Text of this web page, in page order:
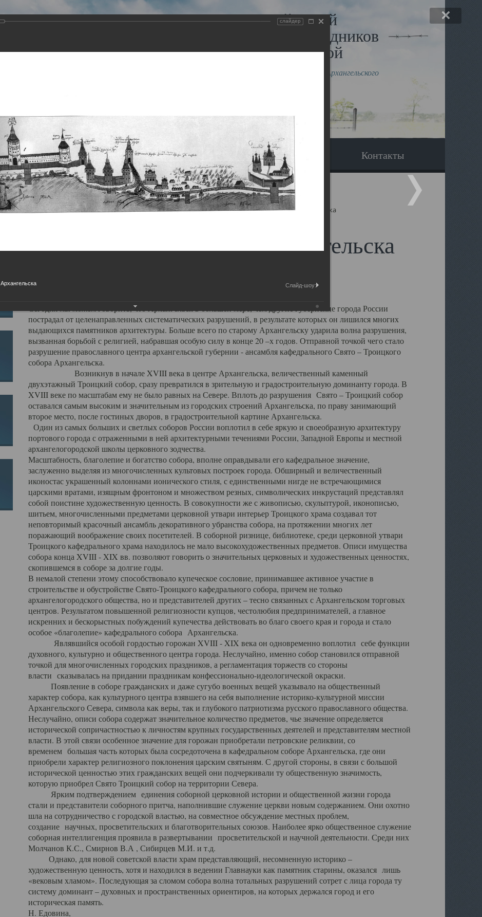
Виртуальный музей
Новомучеников и исповедников
Земли Архангельской
Сайт создан по благословлению митрополита Архангельского
Наследники Галерея Вопрос-ответ Контакты
Главная Галерея Храмы-мученики Архангельска Свято-Троицкий собор Архангельска
Свято-Троицкий собор Архангельска
Свято-Троицкий собор Архангельска
Сегодня мы можем говорить, что Архангельск в большей мере, чем другие губернские города России
пострадал от целенаправленных систематических разрушений, в результате которых он лишился многих
выдающихся памятников архитектуры. Больше всего по старому Архангельску ударила волна разрушения,
вызванная борьбой с религией, набравшая особую силу в конце 20 –х годов. Отправной точкой чего стало
разрушение православного центра архангельской губернии - ансамбля кафедрального Свято – Троицкого
собора Архангельска.
Возникнув в начале XVIII века в центре Архангельска, величественный каменный
двухэтажный Троицкий собор, сразу превратился в зрительную и градостроительную доминанту города. В
XVIII веке по масштабам ему не было равных на Севере. Вплоть до разрушения Свято – Троицкий собор
оставался самым высоким и значительным из городских строений Архангельска, по праву занимающий
второе место, после гостиных дворов, в градостроительной картине Архангельска.
Один из самых больших и светлых соборов России воплотил в себе яркую и своеобразную архитектуру
портового города с отраженными в ней архитектурными течениями России, Западной Европы и местной
архангелогородской школы церковного зодчества.
Масштабность, благолепие и богатство собора, вполне оправдывали его кафедральное значение,
заслуженно выделяя из многочисленных культовых построек города. Обширный и величественный
иконостас украшенный колоннами ионического стиля, с единственными нигде не встречающимися
царскими вратами, изящным фронтоном и множеством резных, символических инкрустаций представлял
собой поистине художественную ценность. В совокупности же с живописью, скульптурой, иконописью,
шитьем, многочисленными предметами церковной утвари интерьер Троицкого храма создавал тот
неповторимый красочный ансамбль декоративного убранства собора, на протяжении многих лет
поражающий воображение своих посетителей. В соборной ризнице, библиотеке, среди церковной утвари
Троицкого кафедрального храма находилось не мало высокохудожественных предметов. Описи имущества
собора конца XVIII - XIX вв. позволяют говорить о значительных церковных и художественных ценностях,
скопившемся в соборе за долгие годы.
В немалой степени этому способствовало купеческое сословие, принимавшее активное участие в
строительстве и обустройстве Свято-Троицкого кафедрального собора, причем не только
архангелогородского общества, но и представителей других – тесно связанных с Архангельском торговых
центров. Результатом повышенной религиозности купцов, честолюбия предпринимателей, а главное
искренних и бескорыстных побуждений купечества действовать во благо своего края и города и стало
особое «благолепие» кафедрального собора Архангельска.
Являвшийся особой гордостью горожан XVIII - XIX века он одновременно воплотил себе функции
духовного, культурно и общественного центра города. Неслучайно, именно собор становился отправной
точкой для многочисленных городских праздников, а регламентация торжеств со стороны
власти сказывалась на придании праздникам конфессионально-идеологической окраски.
Появление в соборе гражданских и даже сугубо военных вещей указывало на общественный
характер собора, как культурного центра взявшего на себя выполнение историко-культурной миссии
Архангельского Севера, символа как веры, так и глубокого патриотизма русского православного общества.
Неслучайно, описи собора содержат значительное количество предметов, чье значение определяется
исторической сопричастностью к личностям крупных государственных деятелей и представителям местной
власти. В этой связи особенное значение для горожан приобретали петровские реликвии, со
временем большая часть которых была сосредоточена в кафедральном соборе Архангельска, где они
приобрели характер религиозного поклонения царским святыням. С другой стороны, в связи с большой
исторической ценностью этих гражданских вещей они подчеркивали ту общественную значимость,
которую приобрел Свято Троицкий собор на территории Севера.
Ярким подтверждением единения соборной церковной истории и общественной жизни города
стали и представители соборного притча, наполнившие служение церкви новым содержанием. Они охотно
шла на сотрудничество с городской властью, на совместное обсуждение местных проблем,
создание научных, просветительских и благотворительных союзов. Наиболее ярко общественное служение
соборная интеллигенция проявила в развертывании просветительской и научной деятельности. Среди них
Молчанов К.С., Смирнов В.А , Сибирцев М.И. и т.д.
Однако, для новой советской власти храм представляющий, несомненную историко –
художественную ценность, хотя и находился в ведении Главнауки как памятник старины, оказался лишь
«вековым хламом». Последующая за сломом собора волна тотальных разрушений сотрет с лица города ту
систему доминант – духовных и пространственных ориентиров, на которых держался город и его
историческая память.
Н. Едовина,
слайдер
Слайд-шоу: